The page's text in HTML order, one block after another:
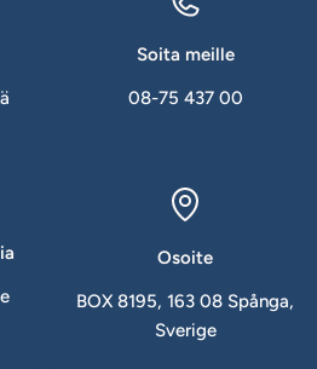
Soita meille
08-75 437 00
Osoite
BOX 8195, 163 08 Spånga,
Sverige